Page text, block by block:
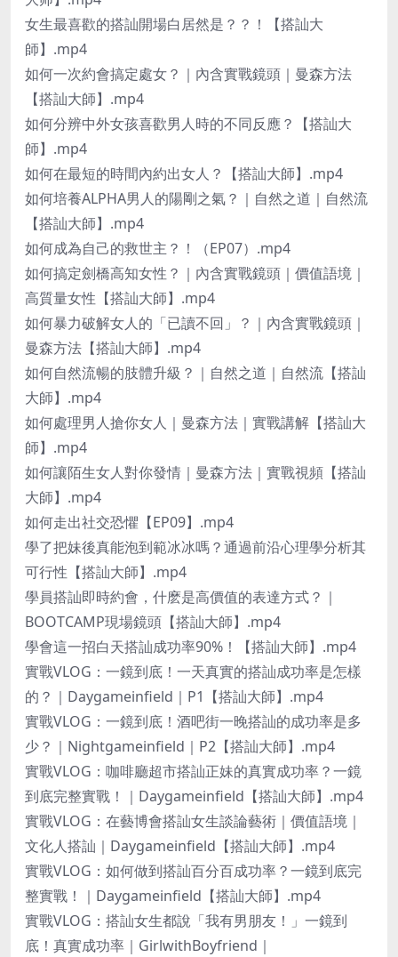
女生最喜歡的搭訕開場白居然是？？！【搭訕大
師】.mp4
如何一次約會搞定處女？｜內含實戰鏡頭｜曼森方法
【搭訕大師】.mp4
如何分辨中外女孩喜歡男人時的不同反應？【搭訕大
師】.mp4
如何在最短的時間內約出女人？【搭訕大師】.mp4
如何培養ALPHA男人的陽剛之氣？｜自然之道｜自然流
【搭訕大師】.mp4
如何成為自己的救世主？！（EP07）.mp4
如何搞定劍橋高知女性？｜內含實戰鏡頭｜價值語境｜
高質量女性【搭訕大師】.mp4
如何暴力破解女人的「已讀不回」？｜內含實戰鏡頭｜
曼森方法【搭訕大師】.mp4
如何自然流暢的肢體升級？｜自然之道｜自然流【搭訕
大師】.mp4
如何處理男人搶你女人｜曼森方法｜實戰講解【搭訕大
師】.mp4
如何讓陌生女人對你發情｜曼森方法｜實戰視頻【搭訕
大師】.mp4
如何走出社交恐懼【EP09】.mp4
學了把妹後真能泡到範冰冰嗎？通過前沿心理學分析其
可行性【搭訕大師】.mp4
學員搭訕即時約會，什麽是高價值的表達方式？｜
BOOTCAMP現場鏡頭【搭訕大師】.mp4
學會這一招白天搭訕成功率90%！【搭訕大師】.mp4
實戰VLOG：一鏡到底！一天真實的搭訕成功率是怎樣
的？｜Daygameinfield｜P1【搭訕大師】.mp4
實戰VLOG：一鏡到底！酒吧街一晚搭訕的成功率是多
少？｜Nightgameinfield｜P2【搭訕大師】.mp4
實戰VLOG：咖啡廳超市搭訕正妹的真實成功率？一鏡
到底完整實戰！｜Daygameinfield【搭訕大師】.mp4
實戰VLOG：在藝博會搭訕女生談論藝術｜價值語境｜
文化人搭訕｜Daygameinfield【搭訕大師】.mp4
實戰VLOG：如何做到搭訕百分百成功率？一鏡到底完
整實戰！｜Daygameinfield【搭訕大師】.mp4
實戰VLOG：搭訕女生都說「我有男朋友！」一鏡到
底！真實成功率｜GirlwithBoyfriend｜